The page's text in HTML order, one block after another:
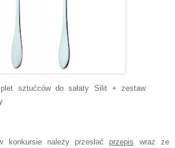
sztućców do sałaty Silit + zestaw
konkursie należy przesłać przepis wraz ze